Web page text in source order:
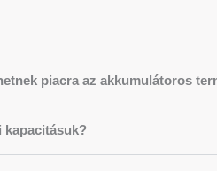
piacra az akkumulátoros
kapacitásuk?